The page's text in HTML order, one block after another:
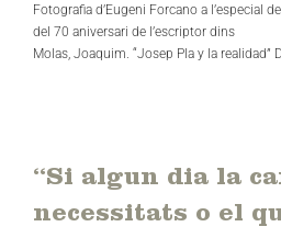
Fotografia d’Eugeni Forcano a l’especial
del 70 aniversari de l’escriptor dins
Molas, Joaquim. “Josep Pla y la realidad”
“Si algun dia la
necessitats o el